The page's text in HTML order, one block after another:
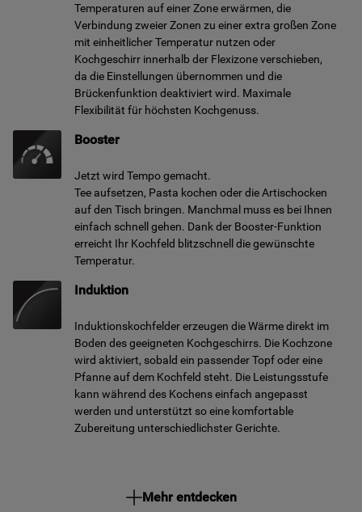
Temperaturen auf einer Zone erwärmen, die
Verbindung zweier Zonen zu einer extra großen Zone
mit einheitlicher Temperatur nutzen oder
Kochgeschirr innerhalb der Flexizone verschieben,
da die Einstellungen übernommen und die
Brückenfunktion deaktiviert wird. Maximale
Flexibilität für höchsten Kochgenuss.
Booster
Jetzt wird Tempo gemacht.
Tee aufsetzen, Pasta kochen oder die Artischocken
auf den Tisch bringen. Manchmal muss es bei Ihnen
einfach schnell gehen. Dank der Booster-Funktion
erreicht Ihr Kochfeld blitzschnell die gewünschte
Temperatur.
Induktion
Induktionskochfelder erzeugen die Wärme direkt im
Boden des geeigneten Kochgeschirrs. Die Kochzone
wird aktiviert, sobald ein passender Topf oder eine
Pfanne auf dem Kochfeld steht. Die Leistungsstufe
kann während des Kochens einfach angepasst
werden und unterstützt so eine komfortable
Zubereitung unterschiedlichster Gerichte.
Mehr entdecken